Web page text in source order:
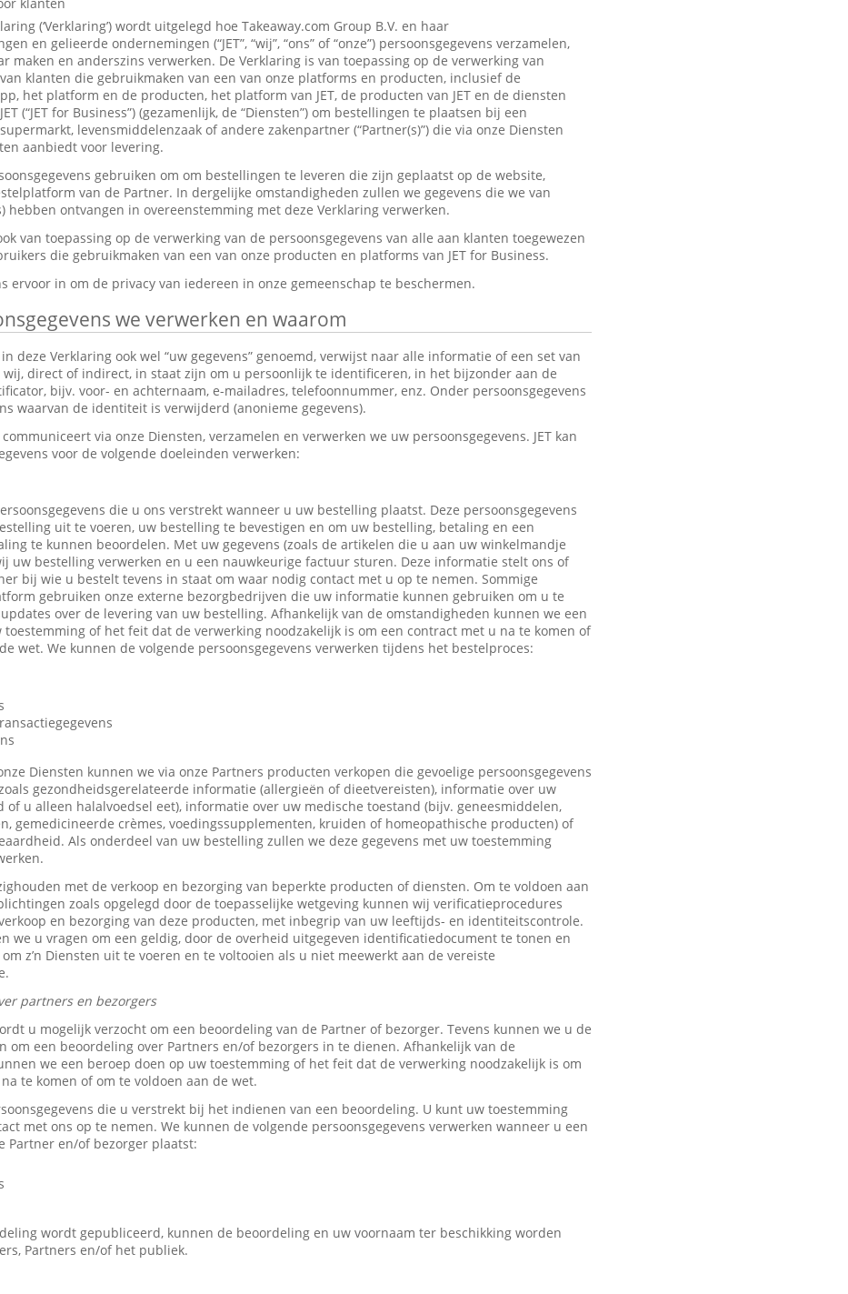
(‘Verklaring’) wordt uitgelegd hoe Takeaway.com Group B.V. en haar
en gelieerde ondernemingen (“JET”, “wij”, “ons” of “onze”) persoonsgegevens verzamelen,
maken en anderszins verwerken. De Verklaring is van toepassing op de verwerking van
klanten die gebruikmaken van een van onze platforms en producten, inclusief de
het platform en de producten, het platform van JET, de producten van JET en de diensten
(“JET for Business”) (gezamenlijk, de “Diensten”) om bestellingen te plaatsen bij een
levensmiddelenzaak of andere zakenpartner (“Partner(s)”) die via onze Diensten
aanbiedt voor levering.
gebruiken om om bestellingen te leveren die zijn geplaatst op de website,
van de Partner. In dergelijke omstandigheden zullen we gegevens die we van
hebben ontvangen in overeenstemming met deze Verklaring verwerken.
van toepassing op de verwerking van de persoonsgegevens van alle aan klanten toegewezen
die gebruikmaken van een van onze producten en platforms van JET for Business.
ervoor in om de privacy van iedereen in onze gemeenschap te beschermen.
we verwerken en waarom
in deze Verklaring ook wel “uw gegevens” genoemd, verwijst naar alle informatie of een set van
wij, direct of indirect, in staat zijn om u persoonlijk te identificeren, in het bijzonder aan de
bijv. voor- en achternaam, e-mailadres, telefoonnummer, enz. Onder persoonsgegevens
waarvan de identiteit is verwijderd (anonieme gegevens).
communiceert via onze Diensten, verzamelen en verwerken we uw persoonsgegevens. JET kan
voor de volgende doeleinden verwerken:
die u ons verstrekt wanneer u uw bestelling plaatst. Deze persoonsgegevens
uit te voeren, uw bestelling te bevestigen en om uw bestelling, betaling en een
te kunnen beoordelen. Met uw gegevens (zoals de artikelen die u aan uw winkelmandje
uw bestelling verwerken en u een nauwkeurige factuur sturen. Deze informatie stelt ons of
bij wie u bestelt tevens in staat om waar nodig contact met u op te nemen. Sommige
gebruiken onze externe bezorgbedrijven die uw informatie kunnen gebruiken om u te
over de levering van uw bestelling. Afhankelijk van de omstandigheden kunnen we een
toestemming of het feit dat de verwerking noodzakelijk is om een contract met u na te komen of
wet. We kunnen de volgende persoonsgegevens verwerken tijdens het bestelproces:
Diensten kunnen we via onze Partners producten verkopen die gevoelige persoonsgegevens
gezondheidsgerelateerde informatie (allergieën of dieetvereisten), informatie over uw
of u alleen halalvoedsel eet), informatie over uw medische toestand (bijv. geneesmiddelen,
gemedicineerde crèmes, voedingssupplementen, kruiden of homeopathische producten) of
Als onderdeel van uw bestelling zullen we deze gegevens met uw toestemming
met de verkoop en bezorging van beperkte producten of diensten. Om te voldoen aan
zoals opgelegd door de toepasselijke wetgeving kunnen wij verificatieprocedures
en bezorging van deze producten, met inbegrip van uw leeftijds- en identiteitscontrole.
we u vragen om een geldig, door de overheid uitgegeven identificatiedocument te tonen en
z’n Diensten uit te voeren en te voltooien als u niet meewerkt aan de vereiste
partners en bezorgers
u mogelijk verzocht om een beoordeling van de Partner of bezorger. Tevens kunnen we u de
om een beoordeling over Partners en/of bezorgers in te dienen. Afhankelijk van de
we een beroep doen op uw toestemming of het feit dat de verwerking noodzakelijk is om
te komen of om te voldoen aan de wet.
die u verstrekt bij het indienen van een beoordeling. U kunt uw toestemming
met ons op te nemen. We kunnen de volgende persoonsgegevens verwerken wanneer u een
Partner en/of bezorger plaatst:
wordt gepubliceerd, kunnen de beoordeling en uw voornaam ter beschikking worden
Partners en/of het publiek.